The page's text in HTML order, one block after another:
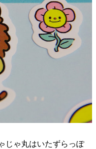
じゃ丸はいたずらっぽ